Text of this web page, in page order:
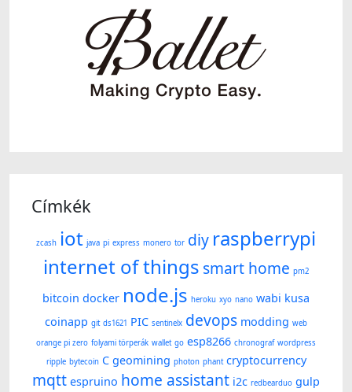
Címkék
zcash iot java pi express monero tor diy raspberrypi
internet of things smart home pm2
bitcoin docker node.js heroku xyo nano wabi kusa
coinapp git ds1621 PIC sentinelx devops modding web
orange pi zero folyami törperák wallet go esp8266 chronograf wordpress
ripple bytecoin C geomining photon phant cryptocurrency
mqtt espruino home assistant i2c redbearduo gulp